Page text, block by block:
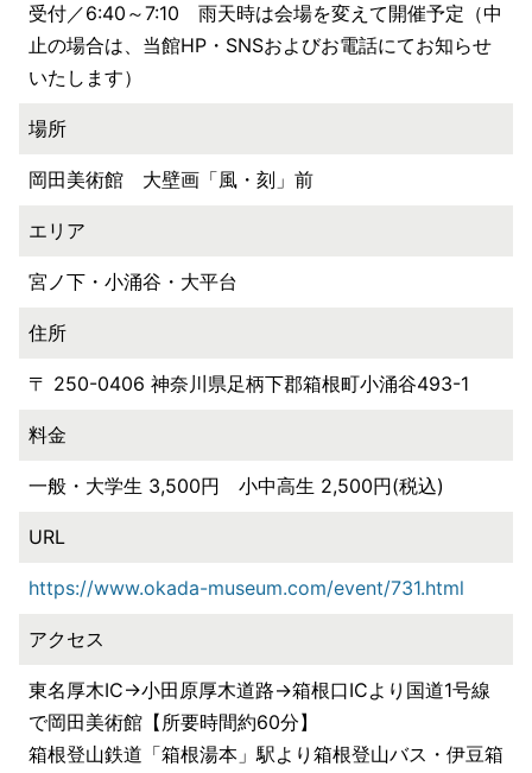
受付／6:40～7:10 雨天時は会場を変えて開催予定（中
止の場合は、当館HP・SNSおよびお電話にてお知らせ
いたします）
場所
岡田美術館 大壁画「風・刻」前
エリア
宮ノ下・小涌谷・大平台
住所
〒 250-0406 神奈川県足柄下郡箱根町小涌谷493-1
料金
一般・大学生 3,500円 小中高生 2,500円(税込)
URL
https://www.okada-museum.com/event/731.html
アクセス
東名厚木IC→小田原厚木道路→箱根口ICより国道1号線
で岡田美術館【所要時間約60分】
箱根登山鉄道「箱根湯本」駅より箱根登山バス・伊豆箱